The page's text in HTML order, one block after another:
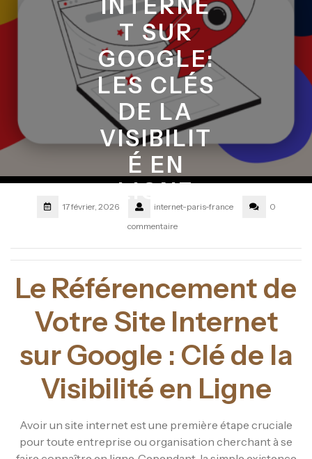
INTERNE
T SUR
GOOGLE:
LES CLÉS
DE LA
VISIBILIT
É EN
LIGNE
17 février, 2026 internet-paris-france
0
commentaire
Le Référencement de
Votre Site Internet
sur Google : Clé de la
Visibilité en Ligne
Avoir un site internet est une première étape cruciale
pour toute entreprise ou organisation cherchant à se